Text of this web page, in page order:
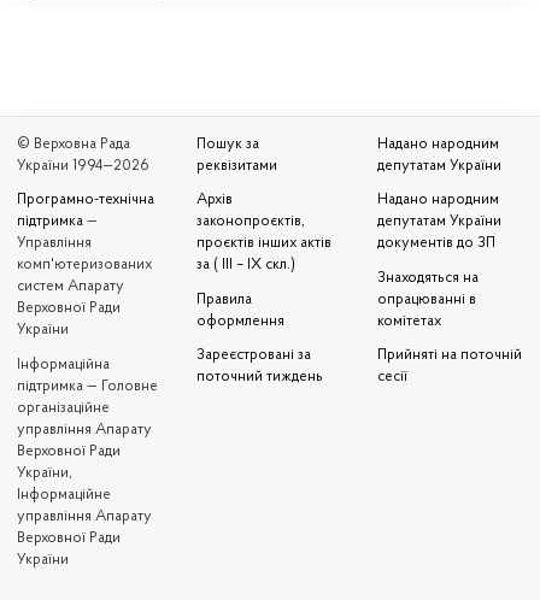
© Верховна Рада
України 1994—2026
Програмно-технічна
підтримка —
Управління
комп'ютеризованих
систем Апарату
Верховної Ради
України
Iнформаційна
підтримка — Головне
організаційне
управління Апарату
Верховної Ради
України,
Інформаційне
управління Апарату
Верховної Ради
України
Пошук за
реквізитами
Архів
законопроєктів,
проєктів інших актів
за ( III – IX скл.)
Правила
оформлення
Зареєстровані за
поточний тиждень
Надано народним
депутатам України
Надано народним
депутатам України
документів до ЗП
Знаходяться на
опрацюванні в
комітетах
Прийняті на поточній
сесії